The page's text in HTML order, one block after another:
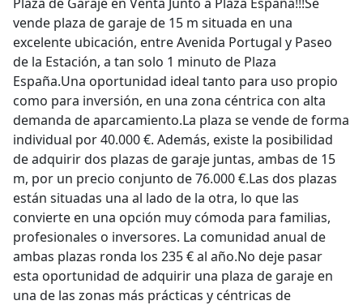
vende plaza de garaje de 15 m situada en una
excelente ubicación, entre Avenida Portugal y Paseo
de la Estación, a tan solo 1 minuto de Plaza
España.Una oportunidad ideal tanto para uso propio
como para inversión, en una zona céntrica con alta
demanda de aparcamiento.La plaza se vende de forma
individual por 40.000 €. Además, existe la posibilidad
de adquirir dos plazas de garaje juntas, ambas de 15
m, por un precio conjunto de 76.000 €.Las dos plazas
están situadas una al lado de la otra, lo que las
convierte en una opción muy cómoda para familias,
profesionales o inversores. La comunidad anual de
ambas plazas ronda los 235 € al año.No deje pasar
esta oportunidad de adquirir una plaza de garaje en
una de las zonas más prácticas y céntricas de